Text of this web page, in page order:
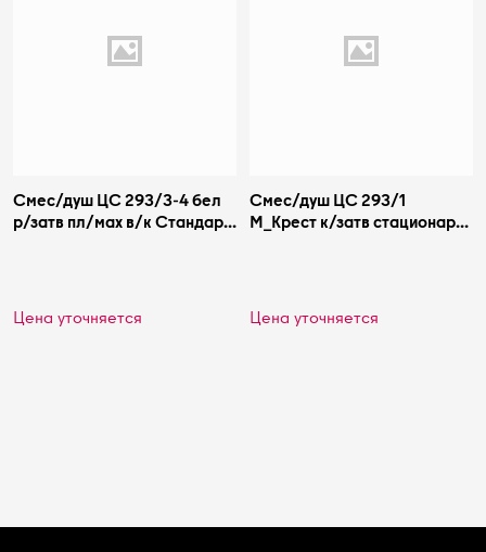
Смес/душ ЦС 293/3-4 бел
р/затв пл/мах в/к Стандарт
Цена уточняется
Смес/душ ЦС 293/1
М_Крест к/затв стационар
Цена уточняется